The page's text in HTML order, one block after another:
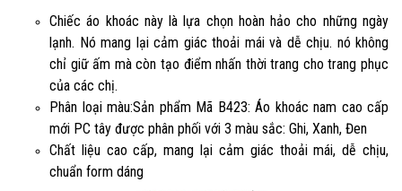
Chiếc áo khoác này là lựa chọn hoàn hảo cho những ngày
lạnh. Nó mang lại cảm giác thoải mái và dễ chịu. nó không
chỉ giữ ấm mà còn tạo điểm nhấn thời trang cho trang phục
của các chị.
Phân loại màu:Sản phẩm Mã B423: Áo khoác nam cao cấp
mới PC tây được phân phối với 3 màu sắc: Ghi, Xanh, Đen
Chất liệu cao cấp, mang lại cảm giác thoải mái, dễ chịu,
chuẩn form dáng